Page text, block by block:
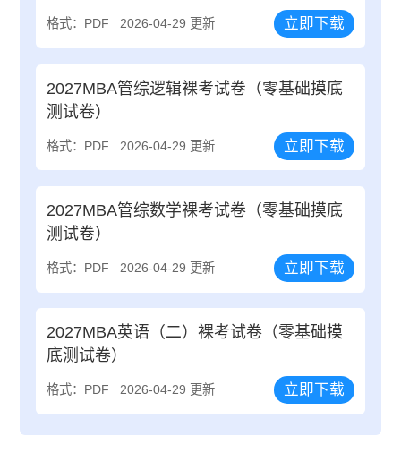
格式：PDF 2026-04-29 更新 立即下载
2027MBA管综逻辑裸考试卷（零基础摸底
测试卷）
格式：PDF 2026-04-29 更新 立即下载
2027MBA管综数学裸考试卷（零基础摸底
测试卷）
格式：PDF 2026-04-29 更新 立即下载
2027MBA英语（二）裸考试卷（零基础摸
底测试卷）
格式：PDF 2026-04-29 更新 立即下载